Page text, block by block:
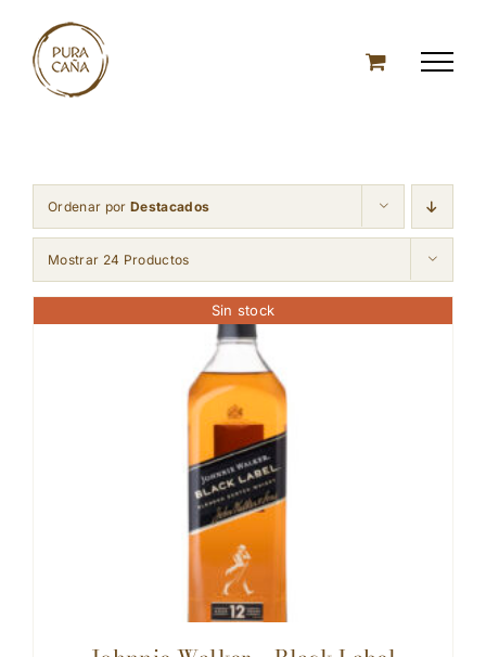
content
Ordenar por Destacados
Mostrar 24 Productos
Sin stock